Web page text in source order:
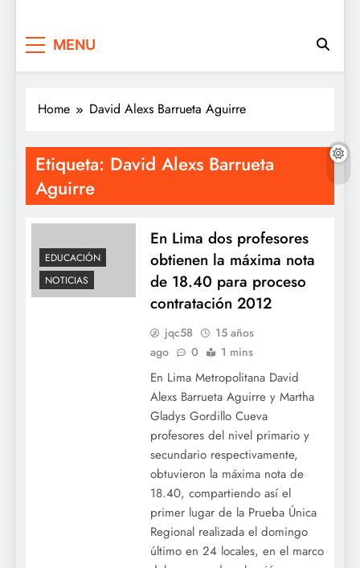
MENU
Home David Alexs Barrueta Aguirre
Etiqueta: David Alexs Barrueta
Aguirre
EDUCACIÓN
NOTICIAS
En Lima dos profesores
obtienen la máxima nota
de 18.40 para proceso
contratación 2012
jqc58
15 años
ago
0 1 mins
En Lima Metropolitana David
Alexs Barrueta Aguirre y Martha
Gladys Gordillo Cueva
profesores del nivel primario y
secundario respectivamente,
obtuvieron la máxima nota de
18.40, compartiendo así el
primer lugar de la Prueba Única
Regional realizada el domingo
último en 24 locales, en el marco